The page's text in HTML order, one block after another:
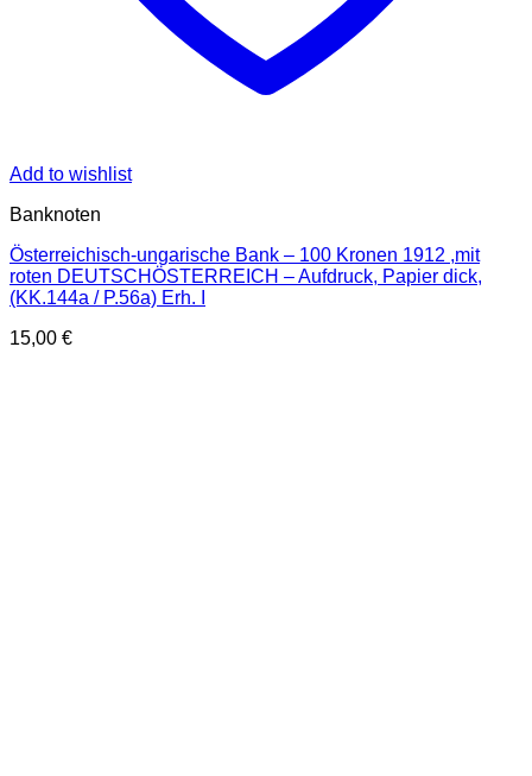
Add to wishlist
Banknoten
Österreichisch-ungarische Bank – 100 Kronen 1912 ,mit
roten DEUTSCHÖSTERREICH – Aufdruck, Papier dick,
(KK.144a / P.56a) Erh. I
15,00 €